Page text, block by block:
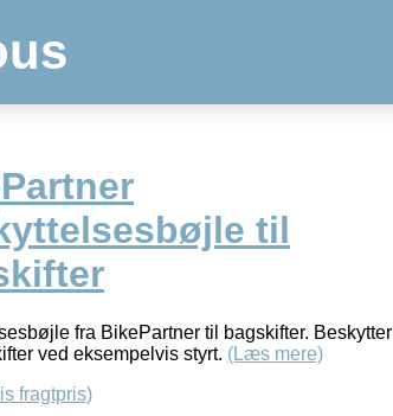
til
fra BikePartner til bagskifter. Beskytter
ved eksempelvis styrt. (Læs mere)
fragtpris)